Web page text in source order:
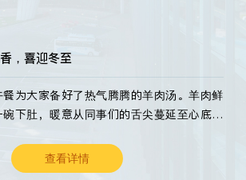
，喜迎冬至
为大家备好了热气腾腾的羊肉汤。羊肉鲜
下肚，暖意从同事们的舌尖蔓延至心底。
查看详情